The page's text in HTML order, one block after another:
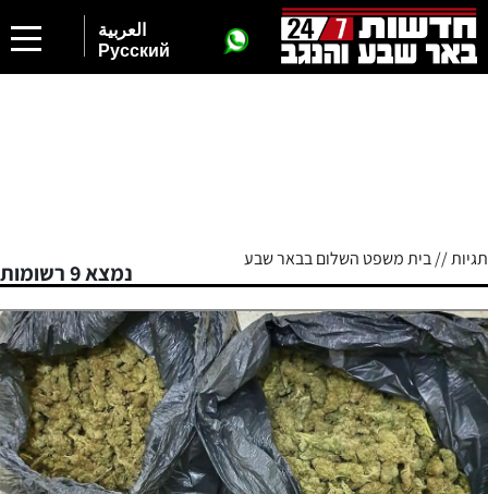
العربية
Русский
תגיות // בית משפט השלום בבאר שבע
נמצא 9 רשומות